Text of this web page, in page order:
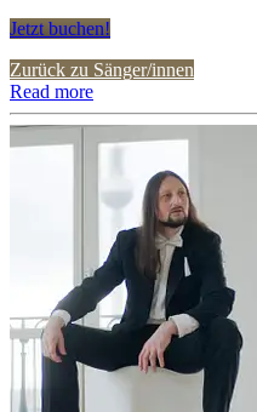
Jetzt buchen!
Zurück zu Sänger/innen
Read more